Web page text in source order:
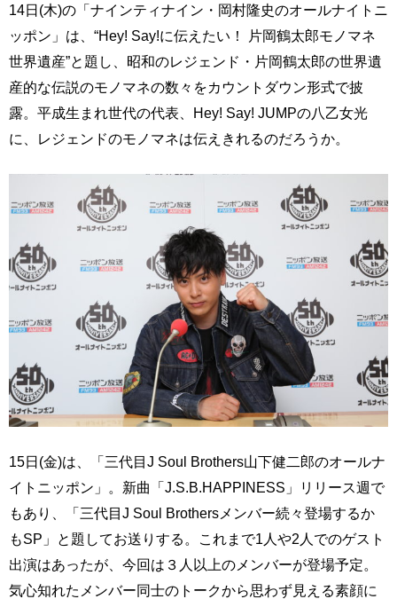
14日(木)の「ナインティナイン・岡村隆史のオールナイトニ
ッポン」は、“Hey! Say!に伝えたい！ 片岡鶴太郎モノマネ
世界遺産”と題し、昭和のレジェンド・片岡鶴太郎の世界遺
産的な伝説のモノマネの数々をカウントダウン形式で披
露。平成生まれ世代の代表、Hey! Say! JUMPの八乙女光
に、レジェンドのモノマネは伝えきれるのだろうか。
15日(金)は、「三代目J Soul Brothers山下健二郎のオールナ
イトニッポン」。新曲「J.S.B.HAPPINESS」リリース週で
もあり、「三代目J Soul Brothersメンバー続々登場するか
もSP」と題してお送りする。これまで1人や2人でのゲスト
出演はあったが、今回は３人以上のメンバーが登場予定。
気心知れたメンバー同士のトークから思わず見える素顔に